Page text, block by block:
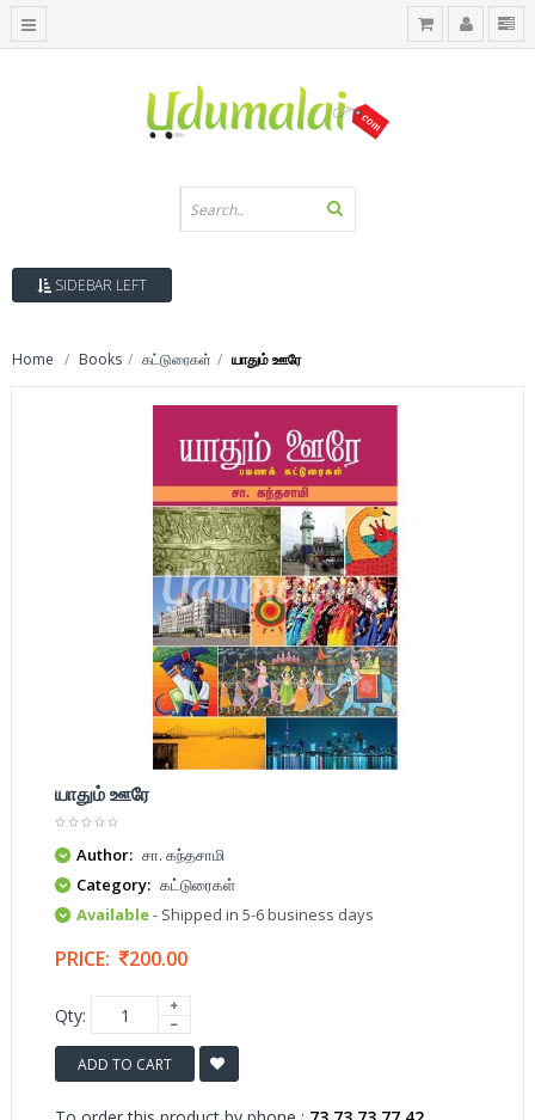
SIDEBAR LEFT
Home Books கட்டுரைகள் யாதும் ஊரே
யாதும் ஊரே
Author: சா. கந்தசாமி
Category: கட்டுரைகள்
Available- Shipped in 5-6 business days
PRICE: 200.00
Qty:
ADD TO CART